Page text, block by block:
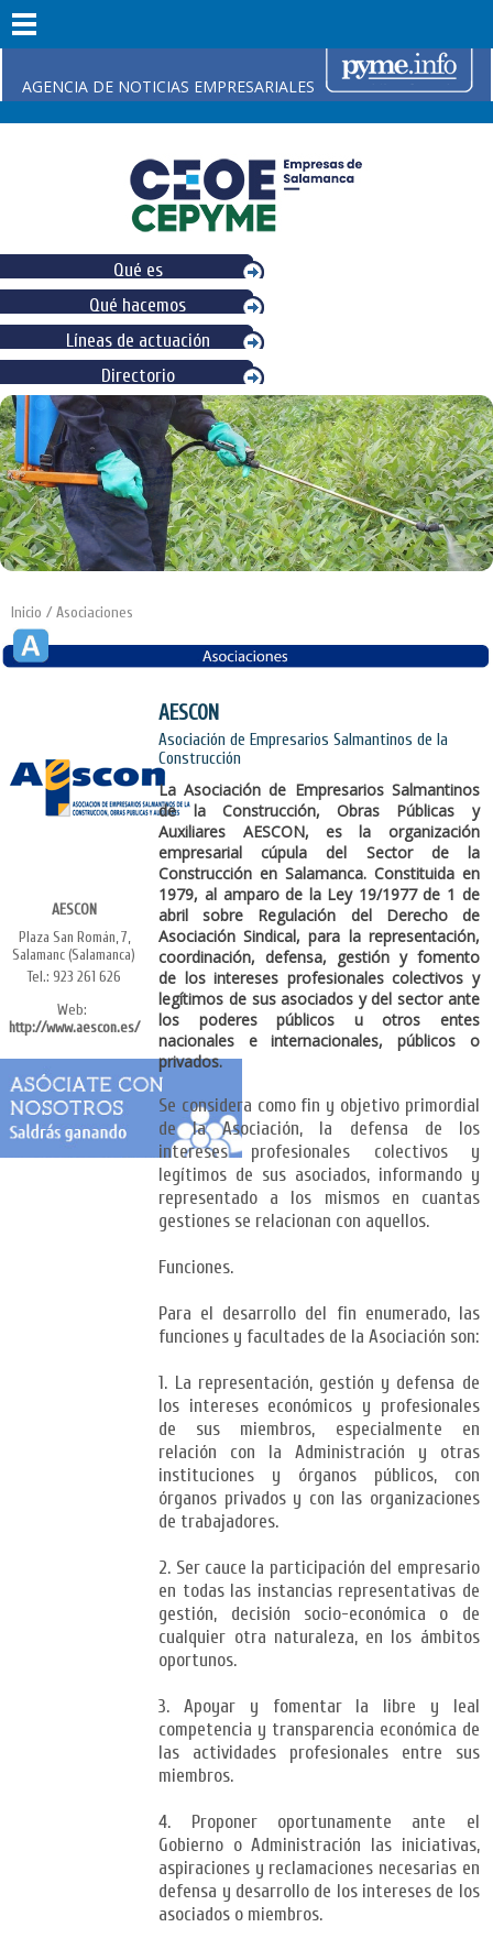
AGENCIA DE NOTICIAS EMPRESARIALES
Qué es
Qué hacemos
Líneas de actuación
Directorio
Inicio / Asociaciones
AESCON
Plaza San Román, 7,
Salamanc (Salamanca)
Tel.: 923 261 626
Web:
http://www.aescon.es/
AESCON
Asociación de Empresarios Salmantinos de la
Construcción
La Asociación de Empresarios Salmantinos
de la Construcción, Obras Públicas y
Auxiliares AESCON, es la organización
empresarial cúpula del Sector de la
Construcción en Salamanca. Constituida en
1979, al amparo de la Ley 19/1977 de 1 de
abril sobre Regulación del Derecho de
Asociación Sindical, para la representación,
coordinación, defensa, gestión y fomento
de los intereses profesionales colectivos y
legítimos de sus asociados y del sector ante
los poderes públicos u otros entes
nacionales e internacionales, públicos o
privados.
Se considera como fin y objetivo primordial
de la Asociación, la defensa de los
intereses profesionales colectivos y
legítimos de sus asociados, informando y
representado a los mismos en cuantas
gestiones se relacionan con aquellos.
Funciones.
Para el desarrollo del fin enumerado, las
funciones y facultades de la Asociación son:
1. La representación, gestión y defensa de
los intereses económicos y profesionales
de sus miembros, especialmente en
relación con la Administración y otras
instituciones y órganos públicos, con
órganos privados y con las organizaciones
de trabajadores.
2. Ser cauce la participación del empresario
en todas las instancias representativas de
gestión, decisión socio-económica o de
cualquier otra naturaleza, en los ámbitos
oportunos.
3. Apoyar y fomentar la libre y leal
competencia y transparencia económica de
las actividades profesionales entre sus
miembros.
4. Proponer oportunamente ante el
Gobierno o Administración las iniciativas,
aspiraciones y reclamaciones necesarias en
defensa y desarrollo de los intereses de los
asociados o miembros.